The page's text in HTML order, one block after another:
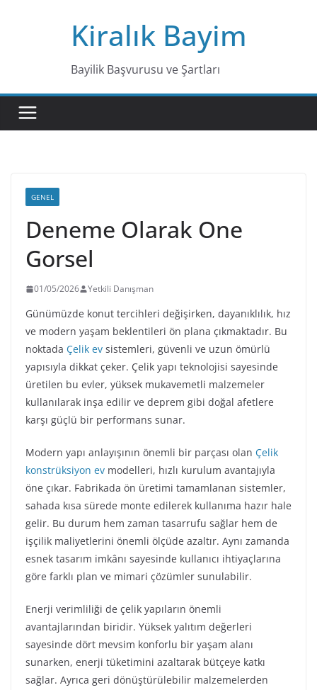
Kiralık Bayim
Bayilik Başvurusu ve Şartları
GENEL
Deneme Olarak One
Gorsel
01/05/2026 Yetkili Danışman
Günümüzde konut tercihleri değişirken, dayanıklılık, hız
ve modern yaşam beklentileri ön plana çıkmaktadır. Bu
noktada Çelik ev sistemleri, güvenli ve uzun ömürlü
yapısıyla dikkat çeker. Çelik yapı teknolojisi sayesinde
üretilen bu evler, yüksek mukavemetli malzemeler
kullanılarak inşa edilir ve deprem gibi doğal afetlere
karşı güçlü bir performans sunar.
Modern yapı anlayışının önemli bir parçası olan Çelik
konstrüksiyon ev modelleri, hızlı kurulum avantajıyla
öne çıkar. Fabrikada ön üretimi tamamlanan sistemler,
sahada kısa sürede monte edilerek kullanıma hazır hale
gelir. Bu durum hem zaman tasarrufu sağlar hem de
işçilik maliyetlerini önemli ölçüde azaltır. Aynı zamanda
esnek tasarım imkânı sayesinde kullanıcı ihtiyaçlarına
göre farklı plan ve mimari çözümler sunulabilir.
Enerji verimliliği de çelik yapıların önemli
avantajlarından biridir. Yüksek yalıtım değerleri
sayesinde dört mevsim konforlu bir yaşam alanı
sunarken, enerji tüketimini azaltarak bütçeye katkı
sağlar. Ayrıca geri dönüştürülebilir malzemelerden